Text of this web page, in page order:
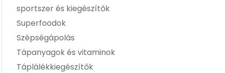
sportszer és kiegészítők
Superfoodok
Szépségápolás
Tápanyagok és vitaminok
Táplálékkiegészítők